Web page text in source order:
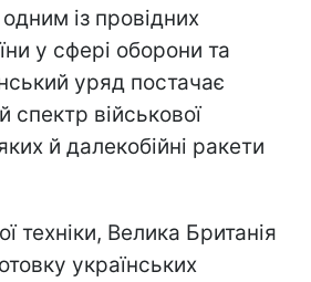
із провідних
у сфері оборони та
уряд постачає
спектр військової
й далекобійні ракети
техніки, Велика Британія
українських